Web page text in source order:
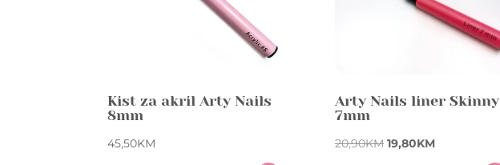
Kist za akril Arty Nails
8mm
45,50KM
Arty Nails liner Skinny
7mm
20,90KM Original
19,80KMCurrent